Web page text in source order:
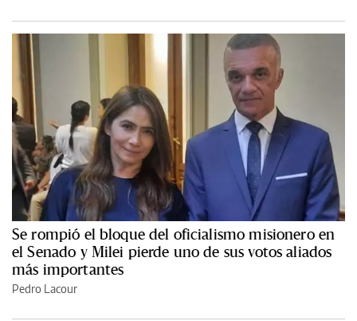
Se rompió el bloque del oficialismo misionero en
el Senado y Milei pierde uno de sus votos aliados
más importantes
Pedro Lacour